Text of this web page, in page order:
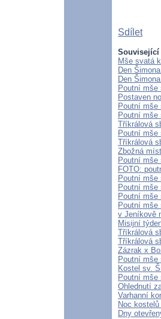
Sdílet
Související
Mše svatá
Den
Den
Poutní mše
Postaven
Poutní mše
Poutní mše
Tříkrálová
Poutní mše
Tříkrálová
Zbožná
Poutní mše
FOTO:
Poutní mše
Poutní mše
Poutní mše
Poutní
v Jeníkově
Misijní
Tříkrálová
Tříkrálová
Zázrak x
Poutní mše
Kostel sv.
Poutní mše
Ohlednutí
Varhanní
Noc
Dny